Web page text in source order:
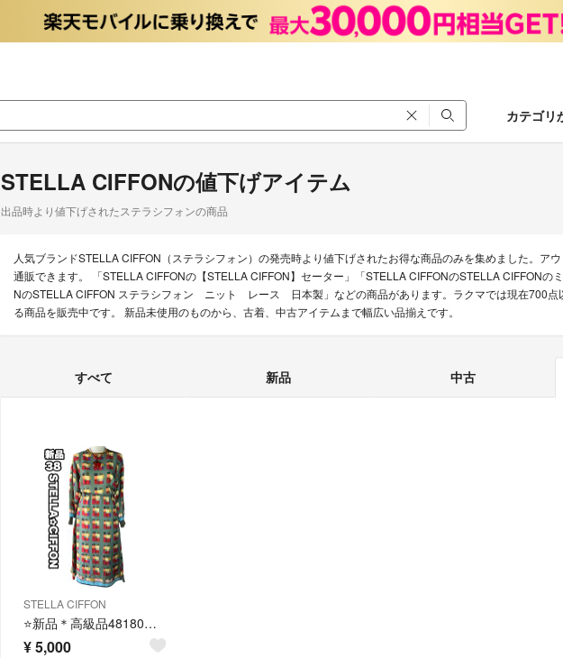
カテゴリ
STELLA CIFFONの値下げアイテム
出品時より値下げされたステラシフォンの商品
人気ブランドSTELLA CIFFON（ステラシフォン）の発売時より値下げされたお得な商品のみを集めました。ア
通販できます。 「STELLA CIFFONの【STELLA CIFFON】セーター」「STELLA CIFFONのSTELLA CIFFONの
NのSTELLA CIFFON ステラシフォン ニット レース 日本製」などの商品があります。ラクマでは現在700点
る商品を販売中です。 新品未使用のものから、古着、中古アイテムまで幅広い品揃えです。
すべて 新品 中古
STELLA CIFFON
⭐️新品＊高級品48180円＊ステラシフォン＊ハイセンス上下セットアップ⭐️
¥5,000